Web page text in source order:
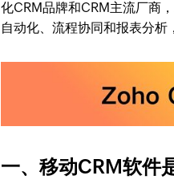
化CRM品牌和CRM主流厂商，
自动化、流程协同和报表分析
一、移动CRM软件